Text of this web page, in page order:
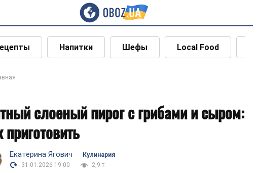
Напитки Шефы Local Food
слоеный пирог с грибами и сыром:
приготовить
Екатерина Ягович
Кулинария
31.01.2026 19:00
2,9 т.